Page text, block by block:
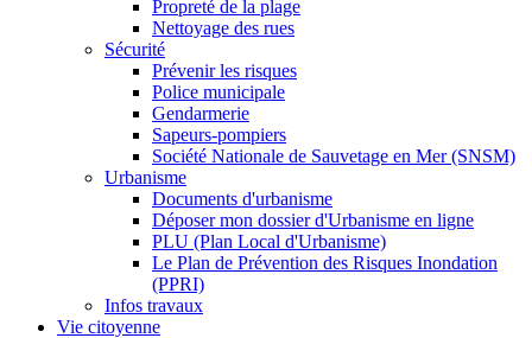
Propreté de la plage
Nettoyage des rues
Sécurité
Prévenir les risques
Police municipale
Gendarmerie
Sapeurs-pompiers
Société Nationale de Sauvetage en Mer (SNSM)
Urbanisme
Documents d'urbanisme
Déposer mon dossier d'Urbanisme en ligne
PLU (Plan Local d'Urbanisme)
Le Plan de Prévention des Risques Inondation
(PPRI)
Infos travaux
Vie citoyenne